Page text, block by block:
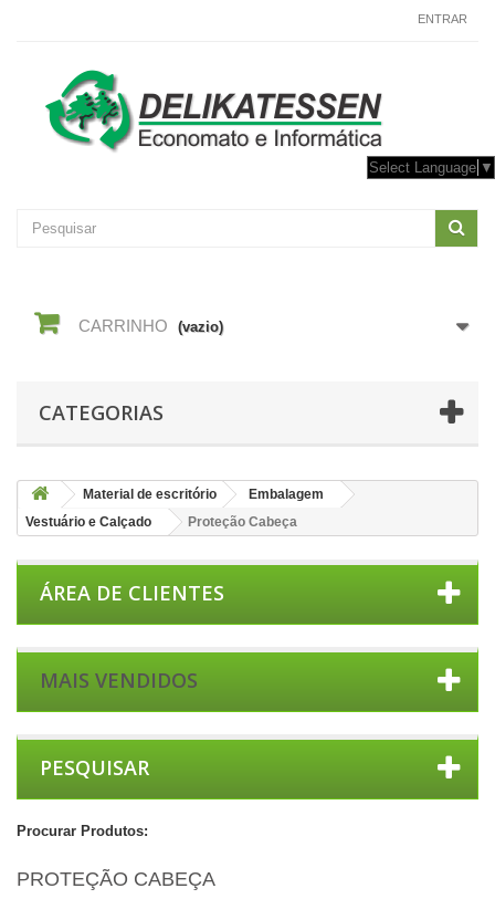
ENTRAR
Select Language ▼
CARRINHO (vazio)
CATEGORIAS
Material de escritório
Embalagem
Vestuário e Calçado
Proteção Cabeça
ÁREA DE CLIENTES
MAIS VENDIDOS
PESQUISAR
Procurar Produtos:
PROTEÇÃO CABEÇA